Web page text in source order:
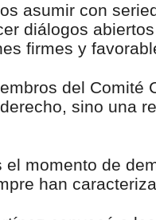
asumir con
diálogos
firmes y
del Comité
sino una
el momento de
han